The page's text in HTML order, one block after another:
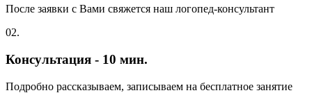
После заявки с Вами свяжется наш логопед-консультант
02.
Консультация - 10 мин.
Подробно рассказываем, записываем на бесплатное занятие